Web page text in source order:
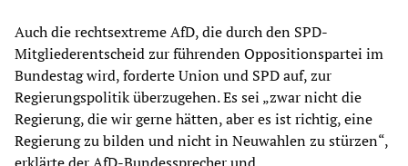
Auch die rechtsextreme AfD, die durch den SPD-
Mitgliederentscheid zur führenden Oppositionspartei im
Bundestag wird, forderte Union und SPD auf, zur
Regierungspolitik überzugehen. Es sei „zwar nicht die
Regierung, die wir gerne hätten, aber es ist richtig, eine
Regierung zu bilden und nicht in Neuwahlen zu stürzen“,